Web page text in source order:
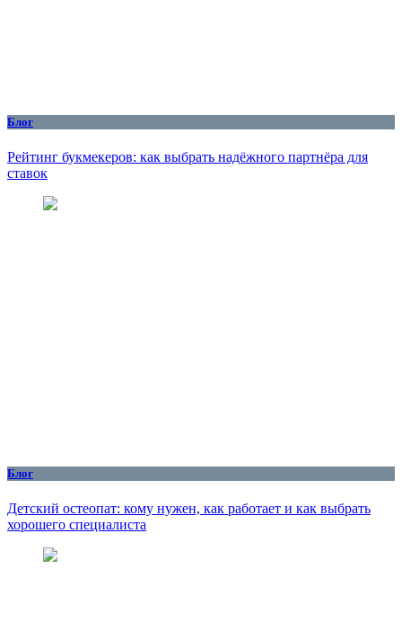
Блог
Рейтинг букмекеров: как выбрать надёжного партнёра для
ставок
Блог
Детский остеопат: кому нужен, как работает и как выбрать
хорошего специалиста